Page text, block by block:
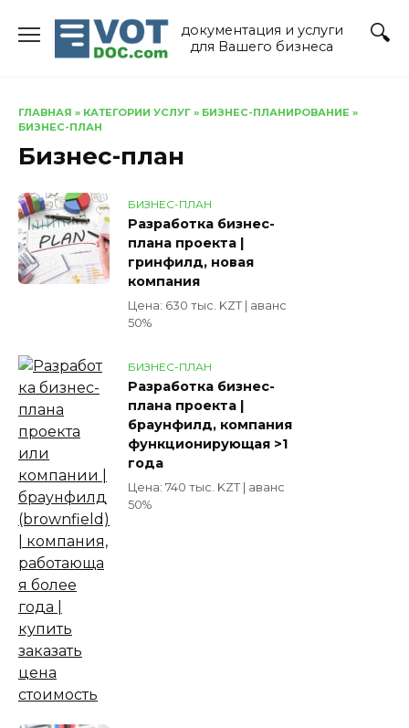
содержанию
документация и услуги
для Вашего бизнеса
ГЛАВНАЯ » КАТЕГОРИИ УСЛУГ » БИЗНЕС-ПЛАНИРОВАНИЕ »
БИЗНЕС-ПЛАН
Бизнес-план
БИЗНЕС-ПЛАН
Разработка бизнес-
плана проекта |
гринфилд, новая
компания
Цена: 630 тыс. KZT | аванс
50%
БИЗНЕС-ПЛАН
Разработка бизнес-
плана проекта |
браунфилд, компания
функционирующая >1
года
Цена: 740 тыс. KZT | аванс
50%